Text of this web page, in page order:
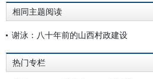
相同主题阅读
谢泳：八十年前的山西村政建设
热门专栏